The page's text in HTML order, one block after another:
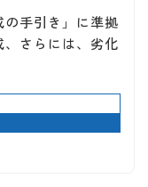
の手引き」に準拠
、さらには、劣化